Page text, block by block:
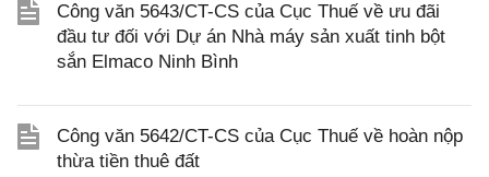
Công văn 5643/CT-CS của Cục Thuế về ưu đãi
đầu tư đối với Dự án Nhà máy sản xuất tinh bột
sắn Elmaco Ninh Bình
Công văn 5642/CT-CS của Cục Thuế về hoàn nộp
thừa tiền thuê đất